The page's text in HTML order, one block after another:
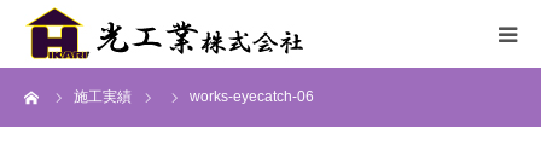
施工実績 works-eyecatch-06
HOME